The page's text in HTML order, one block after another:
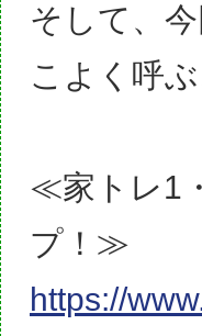
そして、
こよく呼
≪家トレ1
プ！≫
https://